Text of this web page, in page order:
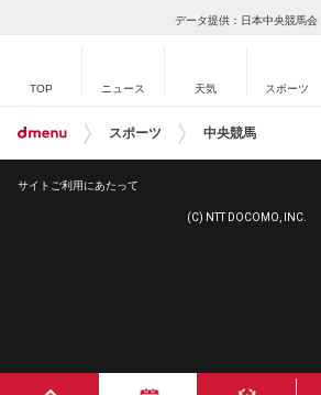
データ提供：日本中央競馬会
TOP ニュース 天気 スポーツ
スポーツ 中央競馬
サイトご利用にあたって
(C) NTT DOCOMO, INC.